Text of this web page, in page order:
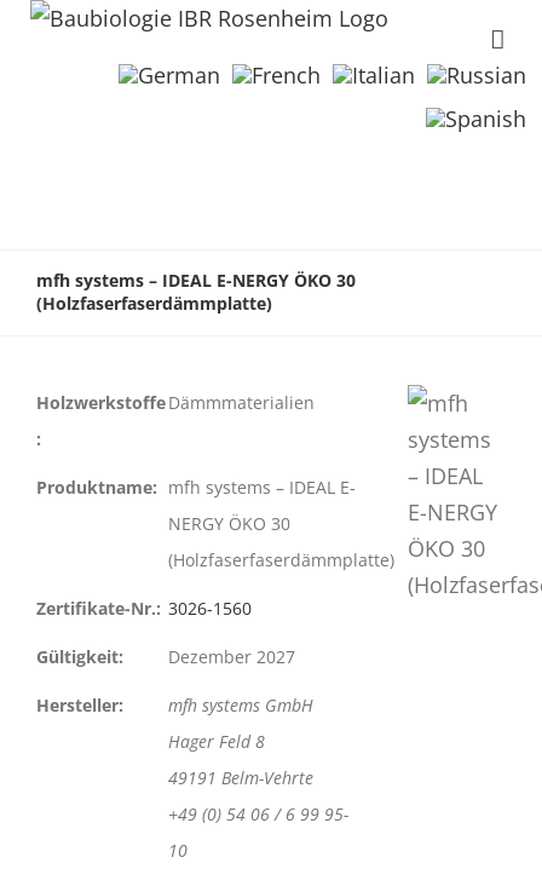
mfh systems – IDEAL E-NERGY ÖKO 30
(Holzfaserfaserdämmplatte)
Holzwerkstoffe
:
Dämmmaterialien
Produktname: mfh systems – IDEAL E-
NERGY ÖKO 30
(Holzfaserfaserdämmplatte)
Zertifikate-Nr.: 3026-1560
Gültigkeit: Dezember 2027
Hersteller:
mfh systems GmbH
Hager Feld 8
49191 Belm-Vehrte
+49 (0) 54 06 / 6 99 95-
10